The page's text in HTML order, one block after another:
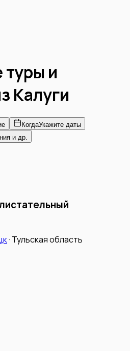
и
Калуги
КогдаУкажите даты
и др.
· Тульская область